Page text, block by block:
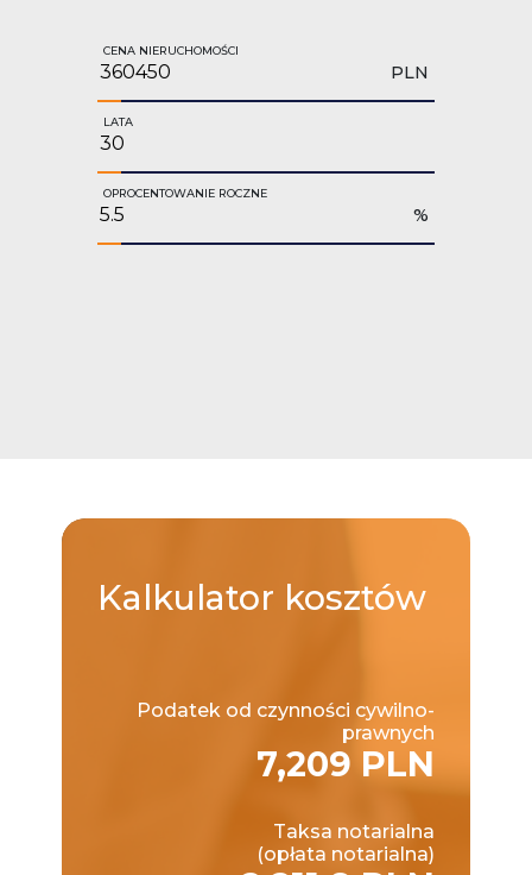
CENA NIERUCHOMOŚCI
PLN
LATA
OPROCENTOWANIE ROCZNE
%
Kalkulator kosztów
Podatek od czynności cywilno-
prawnych
7,209 PLN
Taksa notarialna
(opłata notarialna)